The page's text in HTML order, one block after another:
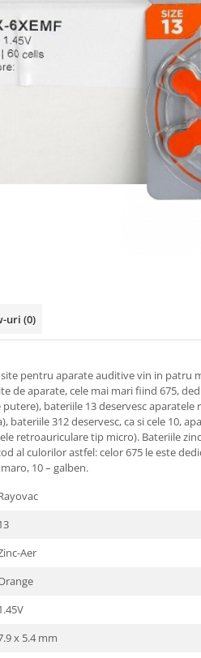
uri (0)
pentru aparate auditive vin in patru
de aparate, cele mai mari fiind 675,
bateriile 13 deservesc aparatele
bateriile 312 deservesc, ca si cele 10,
retroauriculare tip micro). Bateriile
al culorilor astfel: celor 675 le este
10 – galben.
Aer
x 5.4 mm